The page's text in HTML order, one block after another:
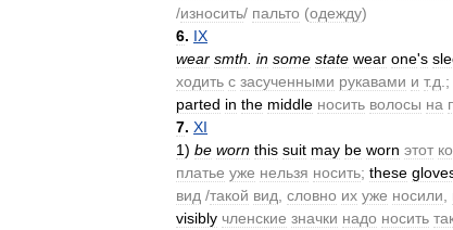
/износить/ пальто (одежду)
6. IX
wear smth in some state wear one's
ходить с засученными рукавами и т.д .;
parted in the middle носить волосы на
7. XI
1) be worn this suit may be worn этот
платье уже нельзя носить; these
вид /такой вид словно их уже носили
visibly членские значки надо носить